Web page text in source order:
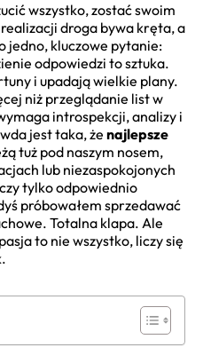
wszystko, zostać swoim
droga bywa kręta, a
jedno, kluczowe pytanie:
odpowiedzi to sztuka.
i upadają wielkie plany.
niż przeglądanie list w
introspekcji, analizy i
jest taka, że najlepsze
tuż pod naszym nosem,
lub niezaspokojonych
tylko odpowiednio
próbowałem sprzedawać
Totalna klapa. Ale
to nie wszystko, liczy się